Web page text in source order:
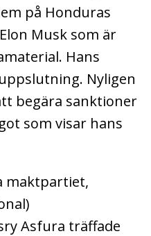
på Honduras
Musk som är
Hans
Nyligen
begära sanktioner
som visar hans
maktpartiet,
Asfura träffade